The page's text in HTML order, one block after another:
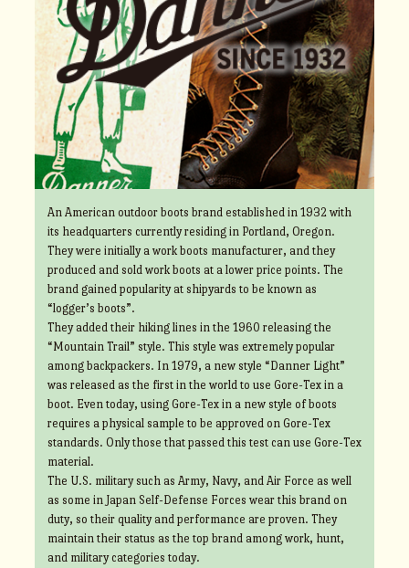
An American outdoor boots brand established in 1932 with
its headquarters currently residing in Portland, Oregon.
They were initially a work boots manufacturer, and they
produced and sold work boots at a lower price points. The
brand gained popularity at shipyards to be known as
“logger’s boots”.
They added their hiking lines in the 1960 releasing the
“Mountain Trail” style. This style was extremely popular
among backpackers. In 1979, a new style “Danner Light”
was released as the first in the world to use Gore-Tex in a
boot. Even today, using Gore-Tex in a new style of boots
requires a physical sample to be approved on Gore-Tex
standards. Only those that passed this test can use Gore-Tex
material.
The U.S. military such as Army, Navy, and Air Force as well
as some in Japan Self-Defense Forces wear this brand on
duty, so their quality and performance are proven. They
maintain their status as the top brand among work, hunt,
and military categories today.